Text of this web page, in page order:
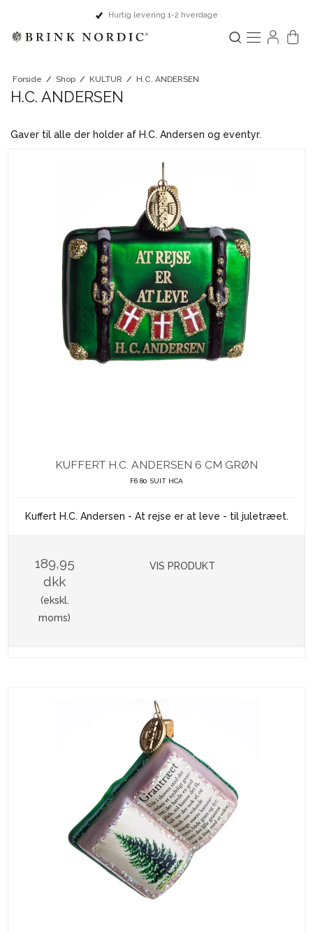
Hurtig levering 1-2 hverdage
Forside / Shop / KULTUR / H.C. ANDERSEN
H.C. ANDERSEN
Gaver til alle der holder af H.C. Andersen og eventyr.
KUFFERT H.C. ANDERSEN 6 CM GRØN
F6 80 SUIT HCA
Kuffert H.C. Andersen - At rejse er at leve - til juletræet.
189,95
dkk
(ekskl.
moms)
VIS PRODUKT